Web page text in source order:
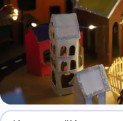
Творчість,